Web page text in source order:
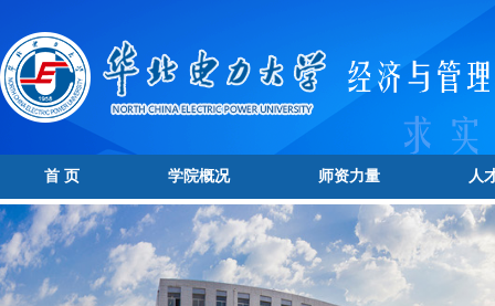
首 页 学院概况 师资力量 人